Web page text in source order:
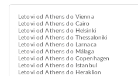
Letovi od Athens do Vienna
Letovi od Athens do Cairo
Letovi od Athens do Helsinki
Letovi od Athens do Thessaloniki
Letovi od Athens do Larnaca
Letovi od Athens do Málaga
Letovi od Athens do Copenhagen
Letovi od Athens do Istanbul
Letovi od Athens do Heraklion